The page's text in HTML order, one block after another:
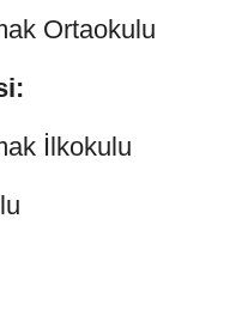
Ortaokulu
İlkokulu